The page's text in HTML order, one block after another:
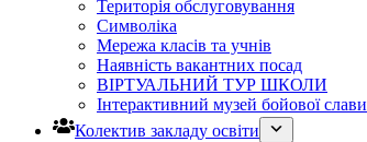
Територія обслуговування
Символіка
Мережа класів та учнів
Наявність вакантних посад
ВІРТУАЛЬНИЙ ТУР ШКОЛИ
Інтерактивний музей бойової слави
Колектив закладу освіти